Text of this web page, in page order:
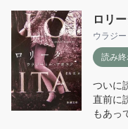
れる魅
し、大
の中の
という
ジが鮮
ロリ
ウラジ
読み
ついに
直前に
もあっ